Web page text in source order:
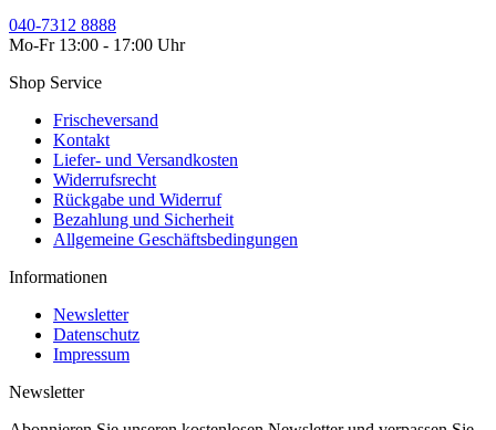
040-7312 8888
Mo-Fr 13:00 - 17:00 Uhr
Shop Service
Frischeversand
Kontakt
Liefer- und Versandkosten
Widerrufsrecht
Rückgabe und Widerruf
Bezahlung und Sicherheit
Allgemeine Geschäftsbedingungen
Informationen
Newsletter
Datenschutz
Impressum
Newsletter